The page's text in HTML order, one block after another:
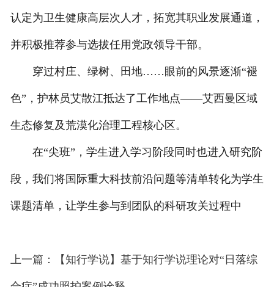
认定为卫生健康高层次人才，拓宽其职业发展通道，
并积极推荐参与选拔任用党政领导干部。
穿过村庄、绿树、田地……眼前的风景逐渐“褪
色”，护林员艾散江抵达了工作地点——艾西曼区域
生态修复及荒漠化治理工程核心区。
在“尖班”，学生进入学习阶段同时也进入研究阶
段，我们将国际重大科技前沿问题等清单转化为学生
课题清单，让学生参与到团队的科研攻关过程中
上一篇：【知行学说】基于知行学说理论对“日落综